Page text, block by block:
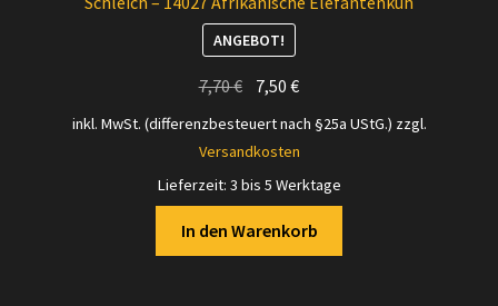
ANGEBOT!
7,70€ Ursprünglicher
7,50€Aktueller
inkl. MwSt. (differenzbesteuert nach §25a UStG.) zzgl.
Versandkosten
Lieferzeit: 3 bis 5 Werktage
In den Warenkorb